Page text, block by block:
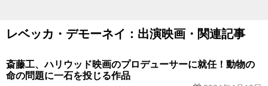
レベッカ・デモーネイ：出演映画・関連記事
斎藤工、ハリウッド映画のプロデューサーに就任！動物の
命の問題に一石を投じる作品